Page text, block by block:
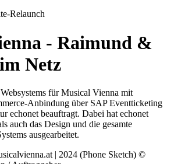
Relaunch
- Raimund &
Netz
für Musical Vienna mit
Anbindung über SAP Eventticketing
echonet beauftragt. Dabei hat echonet
auch das Design und die gesamte
ausgearbeitet.